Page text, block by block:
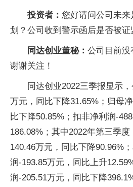
投资者： 您好请问公司未
划？公司收到警示函后是否被证
同达创业董秘： 公司目前没
谢谢关注！
同达创业2022三季报显示
万元，同比下降31.65%；归母
比下降50.85%；扣非净利润-
186.08%；其中2022年第三季
140.46万元，同比下降90.96%
润-193.85万元，同比上升
润-205.51万元，同比下降